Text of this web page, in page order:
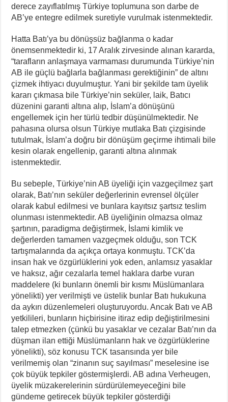
derece zayıflatılmış Türkiye toplumuna son darbe de
AB’ye entegre edilmek suretiyle vurulmak istenmektedir.
Hatta Batı’ya bu dönüşsüz bağlanma o kadar
önemsenmektedir ki, 17 Aralık zirvesinde alınan kararda,
“tarafların anlaşmaya varmaması durumunda Türkiye’nin
AB ile güçlü bağlarla bağlanması gerektiğinin” de altını
çizmek ihtiyacı duyulmuştur. Yani bir şekilde tam üyelik
kararı çıkmasa bile Türkiye’nin seküler, laik, Batıcı
düzenini garanti altına alıp, İslam’a dönüşünü
engellemek için her türlü tedbir düşünülmektedir. Ne
pahasına olursa olsun Türkiye mutlaka Batı çizgisinde
tutulmak, İslam’a doğru bir dönüşüm geçirme ihtimali bile
kesin olarak engellenip, garanti altına alınmak
istenmektedir.
Bu sebeple, Türkiye’nin AB üyeliği için vazgeçilmez şart
olarak, Batı’nın seküler değerlerinin evrensel ölçüler
olarak kabul edilmesi ve bunlara kayıtsız şartsız teslim
olunması istenmektedir. AB üyeliğinin olmazsa olmaz
şartının, paradigma değiştirmek, İslami kimlik ve
değerlerden tamamen vazgeçmek olduğu, son TCK
tartışmalarında da açıkça ortaya konmuştu. TCK’da
insan hak ve özgürlüklerini yok eden, anlamsız yasaklar
ve haksız, ağır cezalarla temel haklara darbe vuran
maddelere (ki bunların önemli bir kısmı Müslümanlara
yönelikti) yer verilmişti ve üstelik bunlar Batı hukukuna
da aykırı düzenlemeleri oluşturuyordu. Ancak Batı ve AB
yetkilileri, bunların hiçbirisine itiraz edip değiştirilmesini
talep etmezken (çünkü bu yasaklar ve cezalar Batı’nın da
düşman ilan ettiği Müslümanların hak ve özgürlüklerine
yönelikti), söz konusu TCK tasarısında yer bile
verilmemiş olan “zinanın suç sayılması” meselesine ise
çok büyük tepkiler göstermişlerdi. AB adına Verheugen,
üyelik müzakerelerinin sürdürülemeyeceğini bile
gündeme getirecek büyük tepkiler gösterdiği